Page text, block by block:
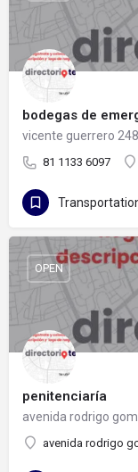
bodegas de
vicente guerrero
81 1133 6097
penitenciaría
avenida rodrigo
avenida rodrigo
OPEN